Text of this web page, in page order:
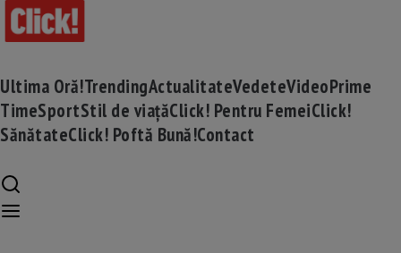
Ultima Oră!TrendingActualitateVedeteVideoPrime
TimeSportStil de viațăClick! Pentru FemeiClick!
SănătateClick! Poftă Bună!Contact